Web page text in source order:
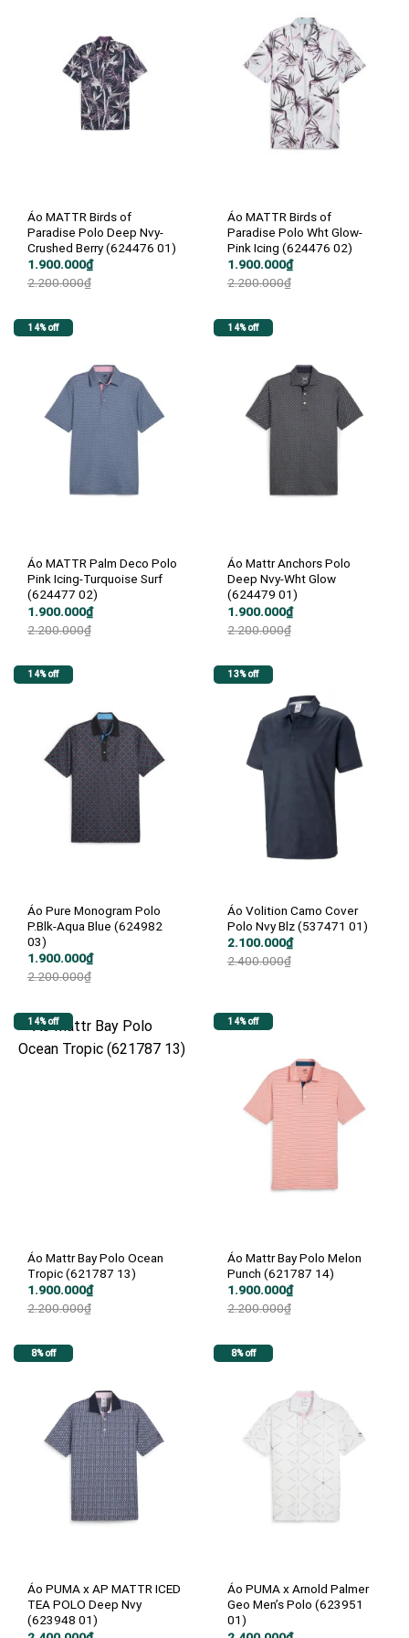
Áo MATTR Birds of
Paradise Polo Deep Nvy-
Crushed Berry (624476 01)
2.200.000₫
Giá
là:
1.900.000₫
Giá
tại
Áo MATTR Birds of
Paradise Polo Wht Glow-
Pink Icing (624476 02)
2.200.000₫
Giá
là:
1.900.000₫
Giá
tại
14% off
Áo MATTR Palm Deco Polo
Pink Icing-Turquoise Surf
(624477 02)
2.200.000₫
Giá
là:
1.900.000₫
Giá
tại
14% off
Áo Mattr Anchors Polo
Deep Nvy-Wht Glow
(624479 01)
2.200.000₫
Giá
là:
1.900.000₫
Giá
tại
14% off
Áo Pure Monogram Polo
P.Blk-Aqua Blue (624982
03)
2.200.000₫
Giá
gốc
là:
1.900.000₫
Giá
hiện
tại
13% off
Áo Volition Camo Cover
Polo Nvy Blz (537471 01)
2.400.000₫
Giá
gốc
là:
2.100.000₫
Giá
hiện
tại
14% off
Áo Mattr Bay Polo Ocean
Tropic (621787 13)
2.200.000₫
Giá
là:
1.900.000₫
Giá
tại
14% off
Áo Mattr Bay Polo Melon
Punch (621787 14)
2.200.000₫
Giá
là:
1.900.000₫
Giá
tại
8% off
Áo PUMA x AP MATTR ICED
TEA POLO Deep Nvy
(623948 01)
8% off
Áo PUMA x Arnold Palmer
Geo Men’s Polo (623951
01)